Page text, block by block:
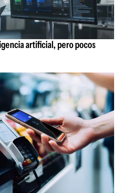
artificial, pero pocos